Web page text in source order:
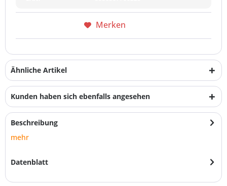
Merken
Ähnliche Artikel
Kunden haben sich ebenfalls angesehen
Beschreibung
mehr
Datenblatt